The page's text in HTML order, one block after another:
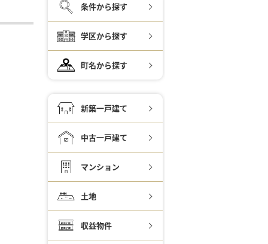
条件から探す
学区から探す
町名から探す
新築一戸建て
中古一戸建て
マンション
土地
収益物件